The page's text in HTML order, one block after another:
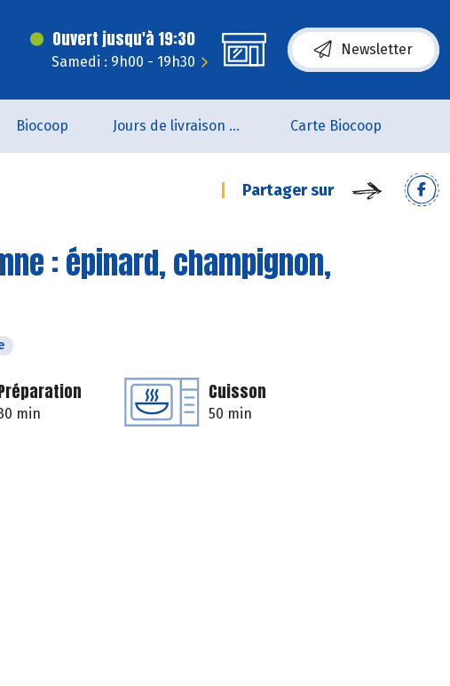
Ouvert jusqu'à 19:30
Samedi : 9h00 - 19h30
Newsletter
Biocoop Jours de livraison de pain Carte Biocoop
Partager sur
: épinard, champignon,
min
Cuisson
50 min